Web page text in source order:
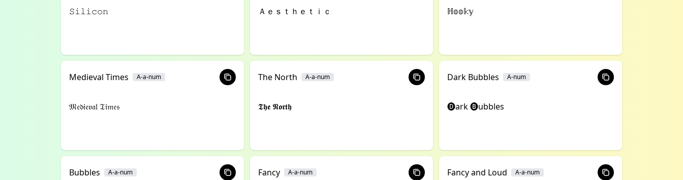
𝚂𝚒𝚕𝚒𝚌𝚘𝚗 Ａｅｓｔｈｅｔｉｃ ℍ𝕠𝕠𝕜𝕪
Medieval Times A-a-num
𝔐𝔢𝔡𝔦𝔢𝔳𝔞𝔩 𝔗𝔦𝔪𝔢𝔰
The North A-a-num
𝕿𝖍𝖊 𝕹𝖔𝖗𝖙𝖍
Dark Bubbles A-num
🅓ark 🅑ubbles
Bubbles A-a-num Fancy A-a-num Fancy and Loud A-a-num